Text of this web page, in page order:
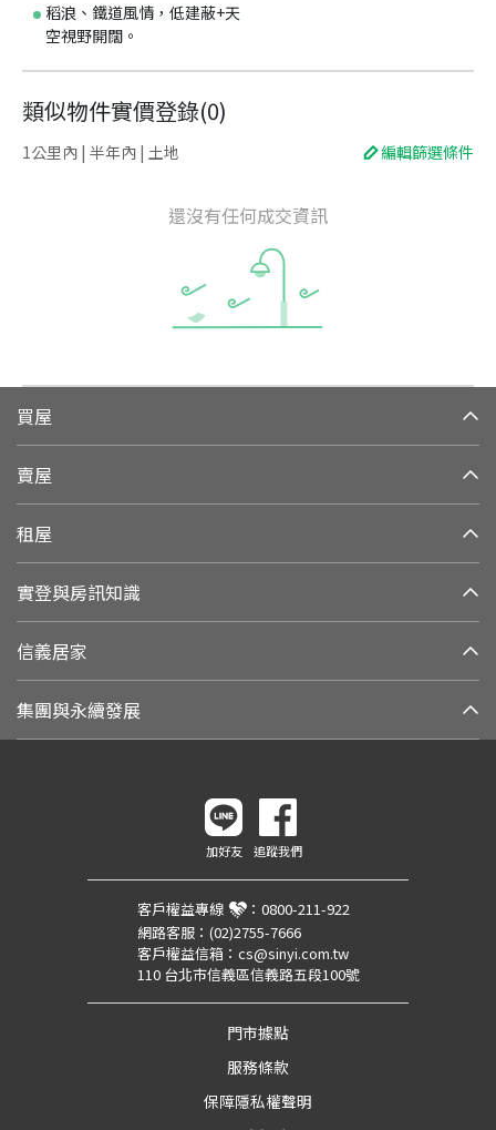
稻浪、鐵道風情，低建蔽+天
空視野開闊。
類似物件實價登錄(0)
1公里內 | 半年內 | 土地 編輯篩選條件
還沒有任何成交資訊
買屋
賣屋
租屋
實登與房訊知識
信義居家
集團與永續發展
加好友 追蹤我們
客戶權益專線 ： 0800-211-922
網路客服： (02)2755-7666
客戶權益信箱： cs@sinyi.com.tw
110 台北市信義區信義路五段100號
門市據點
服務條款
保障隱私權聲明